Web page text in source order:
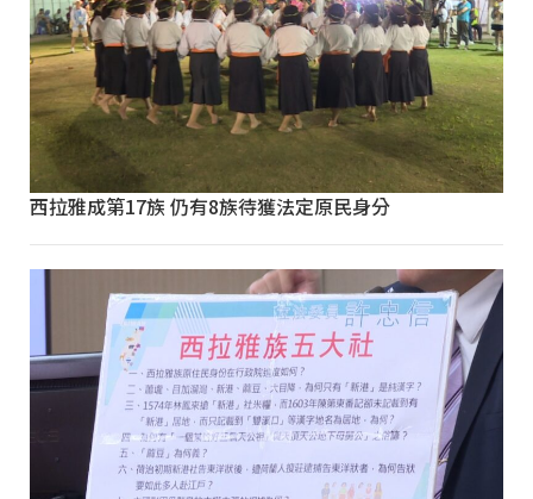
西拉雅成第17族 仍有8族待獲法定原民身分